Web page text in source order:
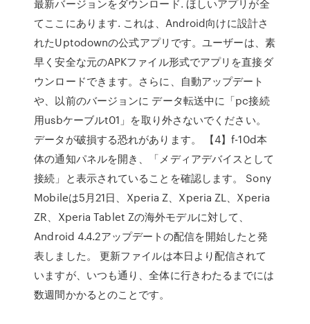
最新バージョンをダウンロード. ほしいアプリが全
てここにあります. これは、Android向けに設計さ
れたUptodownの公式アプリです。ユーザーは、素
早く安全な元のAPKファイル形式でアプリを直接ダ
ウンロードできます。さらに、自動アップデート
や、以前のバージョンに データ転送中に「pc接続
用usbケーブルt01」を取り外さないでください。
データが破損する恐れがあります。 【4】f-10d本
体の通知パネルを開き、「メディアデバイスとして
接続」と表示されていることを確認します。 Sony
Mobileは5月21日、Xperia Z、Xperia ZL、Xperia
ZR、Xperia Tablet Zの海外モデルに対して、
Android 4.4.2アップデートの配信を開始したと発
表しました。 更新ファイルは本日より配信されて
いますが、いつも通り、全体に行きわたるまでには
数週間かかるとのことです。